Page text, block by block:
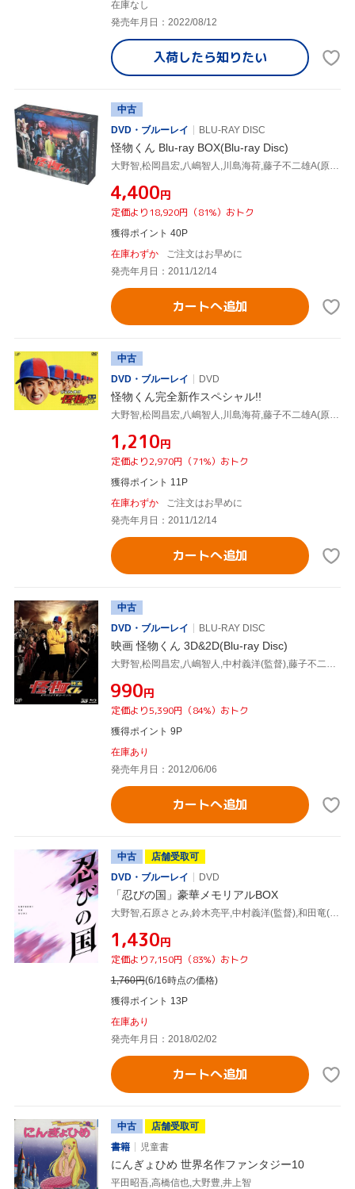
在庫なし
発売年月日：2022/08/12
入荷したら知りたい
中古
DVD・ブルーレイ
BLU-RAY DISC
怪物くん Blu-ray BOX(Blu-ray Disc)
大野智,松岡昌宏,八嶋智人,川島海荷,藤子不二雄A(原作),井筒昭雄(音楽)
¥4,400円
定価より18,920円（81%）おトク
獲得ポイント 40P
在庫わずか
ご注文はお早めに
発売年月日：2011/12/14
カートへ追加
中古
DVD・ブルーレイ
DVD
怪物くん完全新作スペシャル!!
大野智,松岡昌宏,八嶋智人,川島海荷,藤子不二雄A(原作),井筒昭雄(音楽)
¥1,210円
定価より2,970円（71%）おトク
獲得ポイント 11P
在庫わずか
ご注文はお早めに
発売年月日：2011/12/14
カートへ追加
中古
DVD・ブルーレイ
BLU-RAY DISC
映画 怪物くん 3D&2D(Blu-ray Disc)
大野智,松岡昌宏,八嶋智人,中村義洋(監督),藤子不二雄A(原作),井筒昭雄(音楽)
¥990円
定価より5,390円（84%）おトク
獲得ポイント 9P
在庫あり
発売年月日：2012/06/06
カートへ追加
中古
店舗受取可
DVD・ブルーレイ
DVD
「忍びの国」豪華メモリアルBOX
大野智,石原さとみ,鈴木亮平,中村義洋(監督),和田竜(原作、脚本),髙見優(音楽)
¥1,430円
定価より7,150円（83%）おトク
1,760円(6/16時点の価格)
獲得ポイント 13P
在庫あり
発売年月日：2018/02/02
カートへ追加
中古
店舗受取可
書籍
児童書
にんぎょひめ 世界名作ファンタジー10
平田昭吾,高橋信也,大野豊,井上智